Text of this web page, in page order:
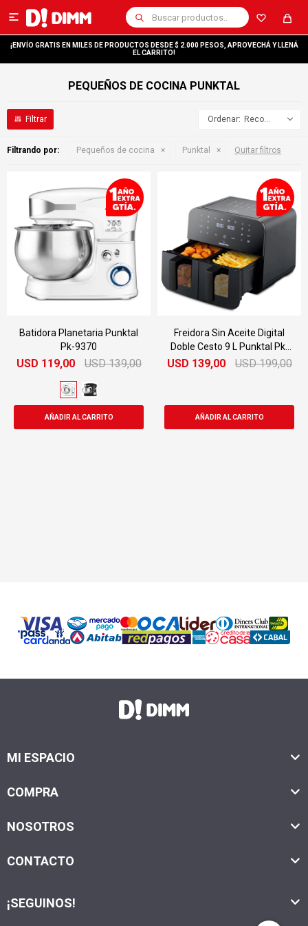

¡ENVÍO GRATIS EN MILES DE PRODUCTOS DESDE $ 2.000 PESOS, APROVECHÁ Y LLENÁ
EL CARRITO!
PEQUEÑOS DE COCINA PUNKTAL
Recomendados
Filtrando por: Pequeños de cocina Punktal Quitar filtros
Batidora Planetaria Punktal
Pk-9370
USD 119,00 USD 139,00
Freidora Sin Aceite Digital
Doble Cesto 9 L Punktal Pk-
909 Fd
USD 139,00 USD 199,00
MI ESPACIO
COMPRA
NOSOTROS
CONTACTO
¡SEGUINOS!